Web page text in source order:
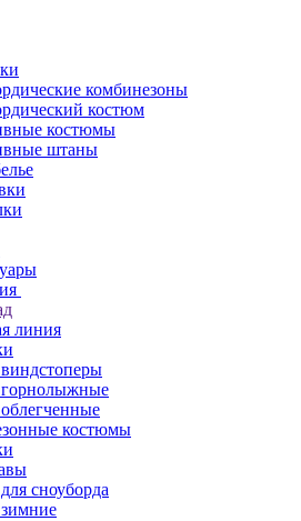
комбинезоны
костюм
костюмы
штаны
линия
костюмы
сноуборда